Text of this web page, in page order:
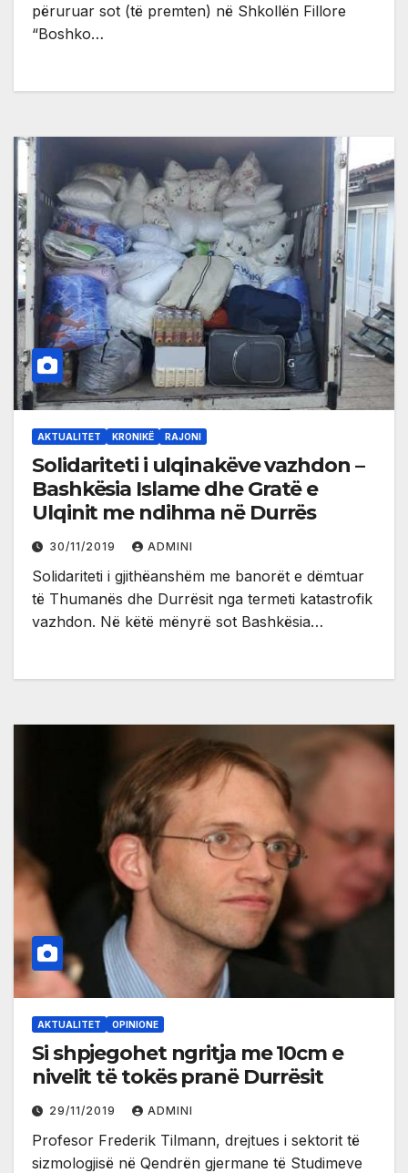
përuruar sot (të premten) në Shkollën Fillore
“Boshko…
AKTUALITET KRONIKË RAJONI
Solidariteti i ulqinakëve vazhdon –
Bashkësia Islame dhe Gratë e
Ulqinit me ndihma në Durrës
30/11/2019 ADMINI
Solidariteti i gjithëanshëm me banorët e dëmtuar
të Thumanës dhe Durrësit nga termeti katastrofik
vazhdon. Në këtë mënyrë sot Bashkësia…
AKTUALITET OPINIONE
Si shpjegohet ngritja me 10cm e
nivelit të tokës pranë Durrësit
29/11/2019 ADMINI
Profesor Frederik Tilmann, drejtues i sektorit të
sizmologjisë në Qendrën gjermane të Studimeve